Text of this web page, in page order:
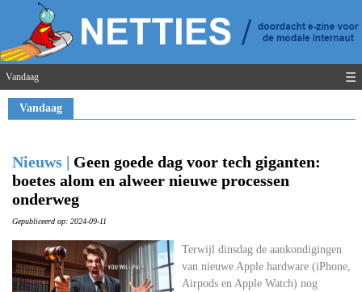
Vandaag ☰
Vandaag
Nieuws | Geen goede dag voor tech giganten:
boetes alom en alweer nieuwe processen
onderweg
Gepubliceerd op: 2024-09-11
Terwijl dinsdag de aankondigingen
van nieuwe Apple hardware (iPhone,
Airpods en Apple Watch) nog